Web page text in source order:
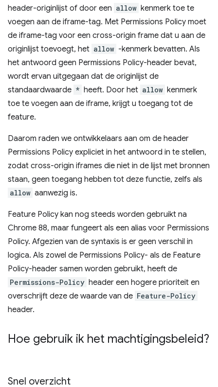
header-originlijst of door een allow kenmerk toe te
voegen aan de iframe-tag. Met Permissions Policy moet
de iframe-tag voor een cross-origin frame dat u aan de
originlijst toevoegt, het allow -kenmerk bevatten. Als
het antwoord geen Permissions Policy-header bevat,
wordt ervan uitgegaan dat de originlijst de
standaardwaarde * heeft. Door het allow kenmerk
toe te voegen aan de iframe, krijgt u toegang tot de
feature.
Daarom raden we ontwikkelaars aan om de header
Permissions Policy expliciet in het antwoord in te stellen,
zodat cross-origin iframes die niet in de lijst met bronnen
staan, geen toegang hebben tot deze functie, zelfs als
allow aanwezig is.
Feature Policy kan nog steeds worden gebruikt na
Chrome 88, maar fungeert als een alias voor Permissions
Policy. Afgezien van de syntaxis is er geen verschil in
logica. Als zowel de Permissions Policy- als de Feature
Policy-header samen worden gebruikt, heeft de
Permissions-Policy header een hogere prioriteit en
overschrijft deze de waarde van de Feature-Policy
header.
Hoe gebruik ik het machtigingsbeleid?
Snel overzicht